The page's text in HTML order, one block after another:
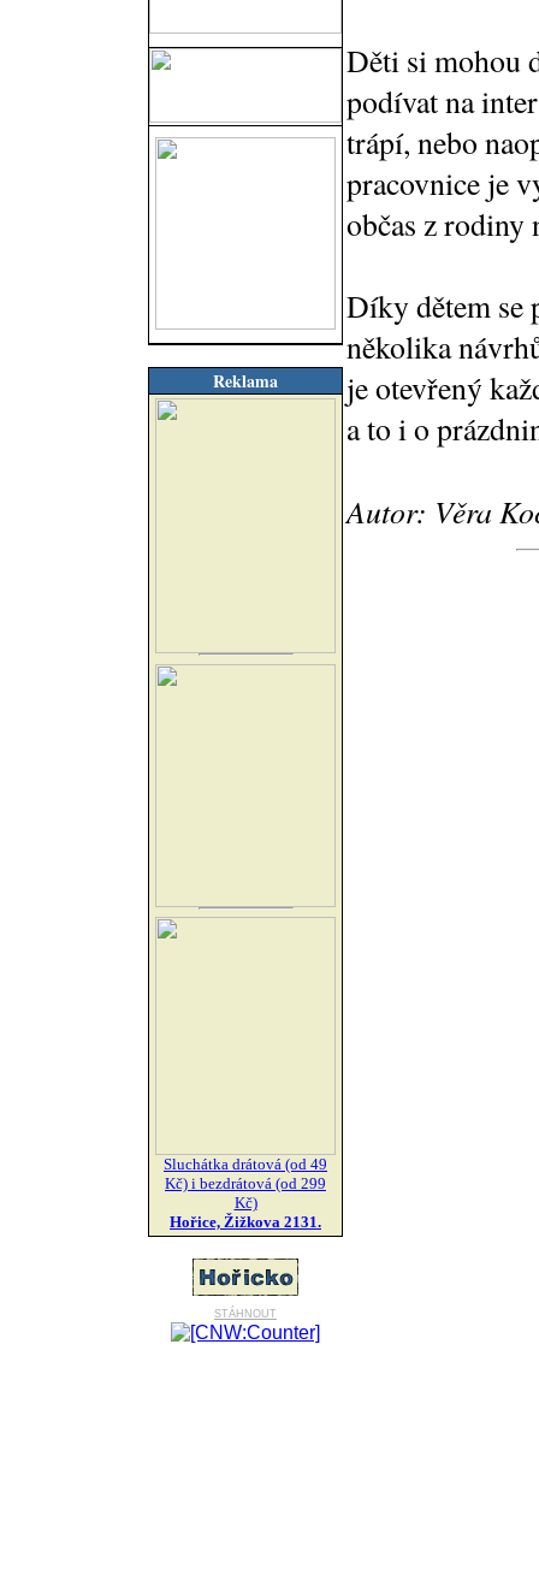
Reklama
Sluchátka drátová (od 49
Kč) i bezdrátová (od 299
Kč)
Hořice, Žižkova 2131.
stáhnout
Děti si mohou
podívat na
trápí, nebo
pracovnice je
občas z
Díky dětem
několika
je otevřený
a to i o
Autor: Věra